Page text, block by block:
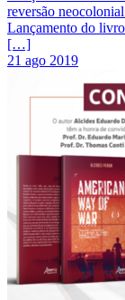
reversão
Lançamento do
[…]
21 ago 2019